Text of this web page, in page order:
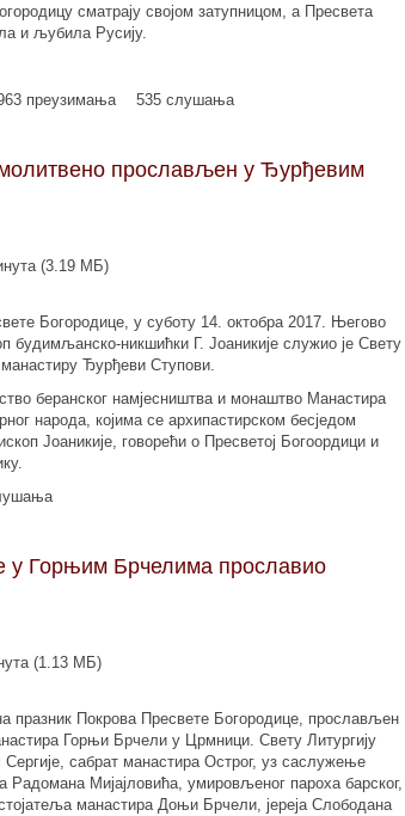
сматрају својом затупницом, а Пресвета
и љубила Русију.
преузимања 535 слушања
прослављен у Ђурђевим
(3.19 МБ)
Богородице, у суботу 14. октобра 2017. Његово
будимљанско-никшићки Г. Јоаникије служио је Свету
манастиру Ђурђеви Ступови.
беранског намјесништва и монаштво Манастира
народа, којима се архипастирском бесједом
Јоаникије, говорећи о Пресветој Богоордици и
у Горњим Брчелима прославио
(1.13 МБ)
празник Покрова Пресвете Богородице, прослављен
Горњи Брчели у Црмници. Свету Литургију
Сергије, сабрат манастира Острог, уз саслужење
Радомана Мијајловића, умировљеног пароха барског,
манастира Доњи Брчели, јереја Слободана